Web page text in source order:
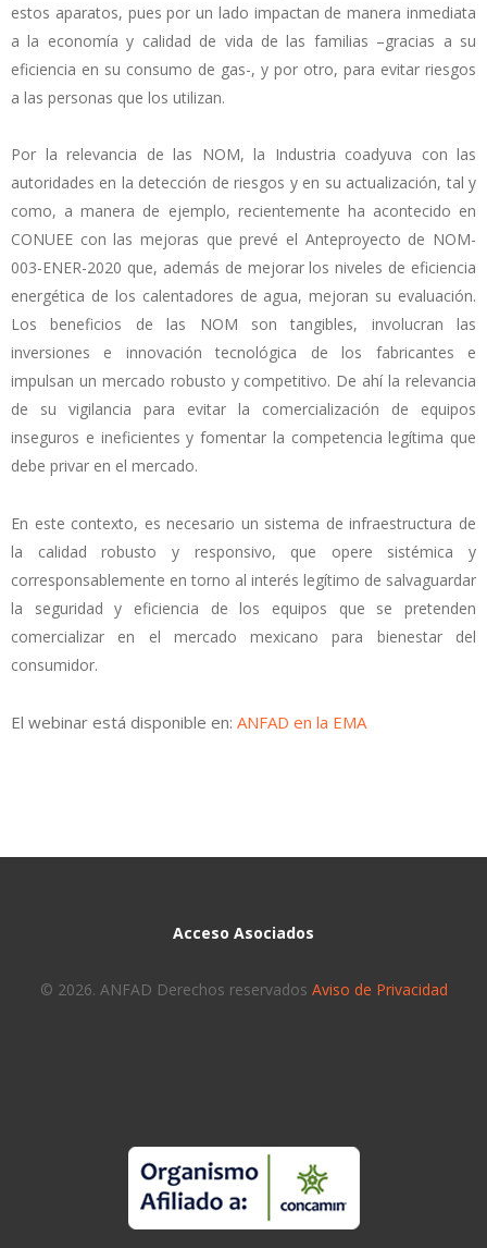
estos aparatos, pues por un lado impactan de manera inmediata
a la economía y calidad de vida de las familias –gracias a su
eficiencia en su consumo de gas-, y por otro, para evitar riesgos
a las personas que los utilizan.
Por la relevancia de las NOM, la Industria coadyuva con las
autoridades en la detección de riesgos y en su actualización, tal y
como, a manera de ejemplo, recientemente ha acontecido en
CONUEE con las mejoras que prevé el Anteproyecto de NOM-
003-ENER-2020 que, además de mejorar los niveles de eficiencia
energética de los calentadores de agua, mejoran su evaluación.
Los beneficios de las NOM son tangibles, involucran las
inversiones e innovación tecnológica de los fabricantes e
impulsan un mercado robusto y competitivo. De ahí la relevancia
de su vigilancia para evitar la comercialización de equipos
inseguros e ineficientes y fomentar la competencia legítima que
debe privar en el mercado.
En este contexto, es necesario un sistema de infraestructura de
la calidad robusto y responsivo, que opere sistémica y
corresponsablemente en torno al interés legítimo de salvaguardar
la seguridad y eficiencia de los equipos que se pretenden
comercializar en el mercado mexicano para bienestar del
consumidor.
El webinar está disponible en: ANFAD en la EMA
Acceso Asociados
© 2026. ANFAD Derechos reservados Aviso de Privacidad